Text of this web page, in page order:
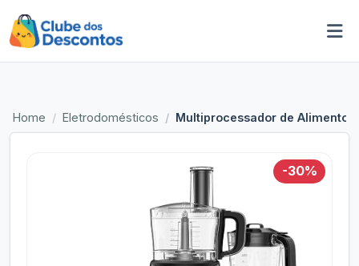
Home Eletrodomésticos Multiprocessador de Alimentos
-30%